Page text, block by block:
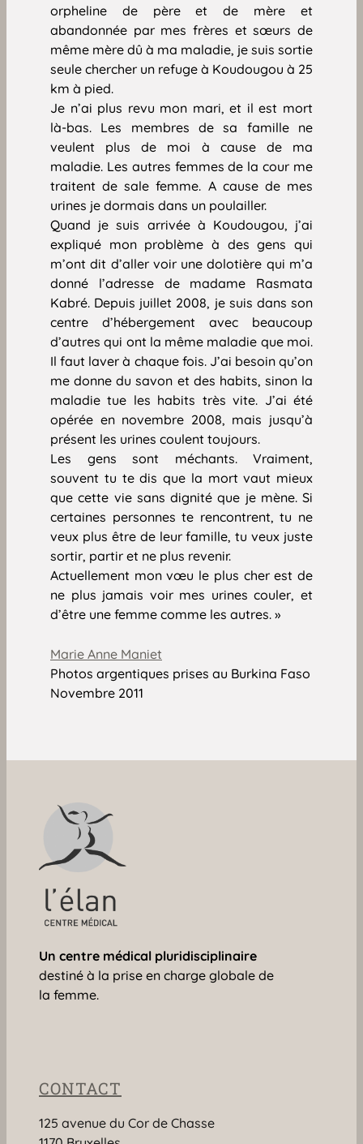
orpheline de père et de mère et
abandonnée par mes frères et sœurs de
même mère dû à ma maladie, je suis sortie
seule chercher un refuge à Koudougou à 25
km à pied.
Je n’ai plus revu mon mari, et il est mort
là-bas. Les membres de sa famille ne
veulent plus de moi à cause de ma
maladie. Les autres femmes de la cour me
traitent de sale femme. A cause de mes
urines je dormais dans un poulailler.
Quand je suis arrivée à Koudougou, j’ai
expliqué mon problème à des gens qui
m’ont dit d’aller voir une dolotière qui m’a
donné l’adresse de madame Rasmata
Kabré. Depuis juillet 2008, je suis dans son
centre d’hébergement avec beaucoup
d’autres qui ont la même maladie que moi.
Il faut laver à chaque fois. J’ai besoin qu’on
me donne du savon et des habits, sinon la
maladie tue les habits très vite. J’ai été
opérée en novembre 2008, mais jusqu’à
présent les urines coulent toujours.
Les gens sont méchants. Vraiment,
souvent tu te dis que la mort vaut mieux
que cette vie sans dignité que je mène. Si
certaines personnes te rencontrent, tu ne
veux plus être de leur famille, tu veux juste
sortir, partir et ne plus revenir.
Actuellement mon vœu le plus cher est de
ne plus jamais voir mes urines couler, et
d’être une femme comme les autres. »
Marie Anne Maniet
Photos argentiques prises au Burkina Faso
Novembre 2011
Un centre médical pluridisciplinaire
destiné à la prise en charge globale de
la femme.
CONTACT
125 avenue du Cor de Chasse